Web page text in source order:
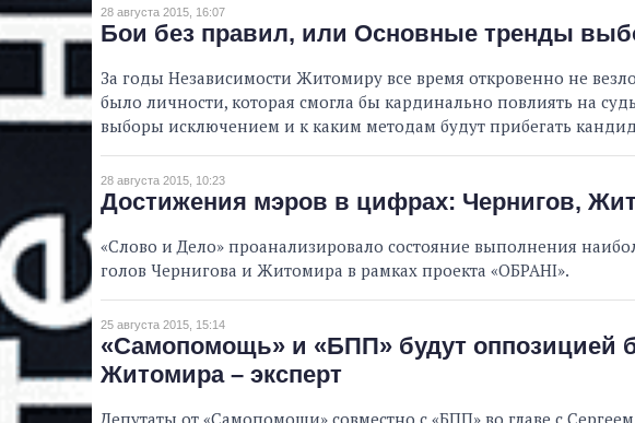
28 августа 2015, 16:07
Бои без правил, или Основные тренды
За годы Независимости Житомиру все время откровенно не
было личности, которая смогла бы кардинально повлиять на
выборы исключением и к каким методам будут прибегать
28 августа 2015, 10:23
Достижения мэров в цифрах: Чернигов,
«Слово и Дело» проанализировало состояние выполнения
голов Чернигова и Житомира в рамках проекта «ОБРАНІ».
25 августа 2015, 15:14
«Самопомощь» и «БПП» будут оппозицией
Житомира – эксперт